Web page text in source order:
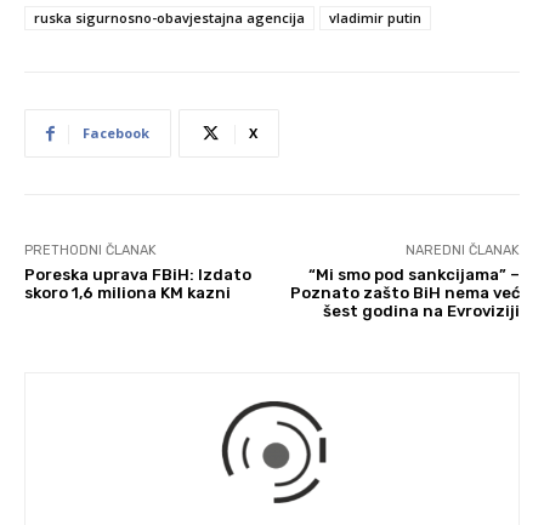
ruska sigurnosno-obavjestajna agencija
vladimir putin
Facebook X
PRETHODNI ČLANAK
Poreska uprava FBiH: Izdato
skoro 1,6 miliona KM kazni
NAREDNI ČLANAK
“Mi smo pod sankcijama” –
Poznato zašto BiH nema već
šest godina na Evroviziji